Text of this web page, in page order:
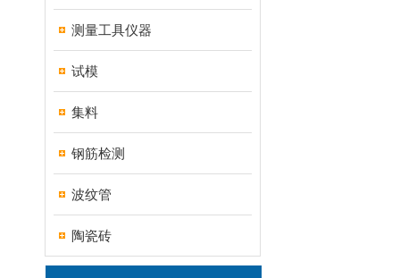
测量工具仪器
试模
集料
钢筋检测
波纹管
陶瓷砖